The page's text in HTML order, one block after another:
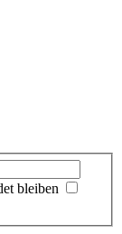
bleiben